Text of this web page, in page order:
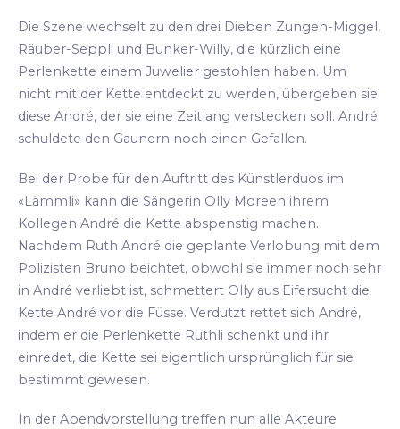
Die Szene wechselt zu den drei Dieben Zungen-Miggel,
Räuber-Seppli und Bunker-Willy, die kürzlich eine
Perlenkette einem Juwelier gestohlen haben. Um
nicht mit der Kette entdeckt zu werden, übergeben sie
diese André, der sie eine Zeitlang verstecken soll. André
schuldete den Gaunern noch einen Gefallen.
Bei der Probe für den Auftritt des Künstlerduos im
«Lämmli» kann die Sängerin Olly Moreen ihrem
Kollegen André die Kette abspenstig machen.
Nachdem Ruth André die geplante Verlobung mit dem
Polizisten Bruno beichtet, obwohl sie immer noch sehr
in André verliebt ist, schmettert Olly aus Eifersucht die
Kette André vor die Füsse. Verdutzt rettet sich André,
indem er die Perlenkette Ruthli schenkt und ihr
einredet, die Kette sei eigentlich ursprünglich für sie
bestimmt gewesen.
In der Abendvorstellung treffen nun alle Akteure